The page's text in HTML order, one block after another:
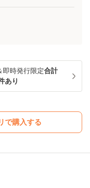
即時発行限定合計
あり
で購入する